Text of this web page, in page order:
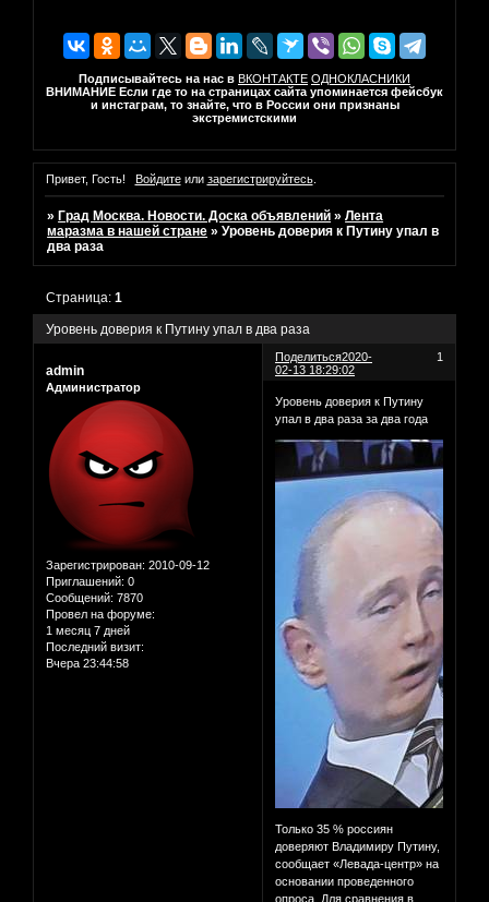
Подписывайтесь на нас в ВКОНТАКТЕ ОДНОКЛАСНИКИ
ВНИМАНИЕ Если где то на страницах сайта упоминается фейсбук
и инстаграм, то знайте, что в России они признаны
экстремистскими
Привет, Гость! Войдитеили зарегистрируйтесь.
» Град Москва. Новости. Доска объявлений »Лента
маразма в нашей стране »Уровень доверия к Путину упал в
два раза
Уровень доверия к Путину упал в два раза
Страница:1
Поделиться 1
2020-
02-13 18:29:02
admin
Администратор
Зарегистрирован: 2010-09-12
Приглашений: 0
Сообщений: 7870
Провел на форуме:
1 месяц 7 дней
Последний визит:
Вчера 23:44:58
Уровень доверия к Путину
упал в два раза за два года
Только 35 % россиян
доверяют Владимиру Путину,
сообщает «Левада-центр» на
основании проведенного
опроса. Для сравнения в